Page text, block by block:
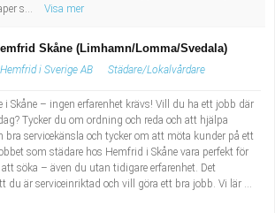
underhåll
skönhetsvård
design
Tidningsdistributör
Fritidspedagog
s...
Visa mer
Skåne (Limhamn/Lomma/Svedala)
Hemfrid i Sverige AB Städare/Lokalvårdare
i Skåne – ingen erfarenhet krävs! Vill du ha ett jobb där
Tycker du om ordning och reda och att hjälpa
bra servicekänsla och tycker om att möta kunder på ett
som städare hos Hemfrid i Skåne vara perfekt för
söka – även du utan tidigare erfarenhet. Det
du är serviceinriktad och vill göra ett bra jobb. Vi lär ...